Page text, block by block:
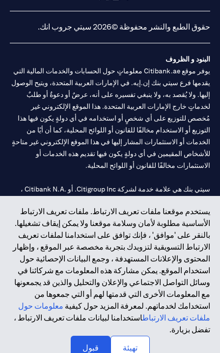
يستخدم موقعنا ملفات تعريف الارتباط. ملفات تعريف الارتباط
الأساسية مطلوبة لأمان وسلامة موقعنا ولا يمكن إيقاف تشغيلها.
بالنقر على 'موافق' ، فإنك توافق على استخدامنا لملفات تعريف
الارتباط التسويقية لتزويدك بتجربة مخصصة عبر الموقع ، وإظهار
المحتوى والإعلانات المستهدفة ، وجمع البيانات الإحصائية حول
استخدام الموقع. يمكن مشاركة هذه المعلومات مع شركائنا في
وسائل التواصل الاجتماعي والإعلان والتحليل والذين قد يجمعونها
مع المعلومات الأخرى التي قدمتها لهم أو التي جمعوها من
استخدامك لخدماتهم. لمعرفة المزيد حول كيفية معلومات حول
ملفات تعريف الارتباطاستخدامنا لبيانات ملفات تعريف الارتباط ،
تفضل بزيارة.
تهيئة
قبول
حقوق الطبع والنشر محفوظة ©2026 سيتي جروب انك.
البنود و الظروف
يوفر موقع Citibank.ae معلوماتٍ حول الحسابات والخدمات المالية التي
يقدمها فرع سيتي بنك إن.إيه. في الإمارات العربية المتحدة، ويتيح الوصول
إليها. ولا يُقصد به، ولا ينبغي تفسيره على أنه، عرضٌ أو دعوةٌ أو طلبٌ
لخدماتٍ خارج الإمارات العربية المتحدة. هذا الموقع الإلكتروني غير
مُخصص للتوزيع على أي شخصٍ أو استخدامه في أي دولةٍ يكون فيها هذا
التوزيع أو الاستخدام مخالفًا للقانون أو اللوائح المحلية، كما أن أيًا من
الخدمات أو الاستثمارات المشار إليها في هذا الموقع الإلكتروني غير متاحةٍ
للأشخاص المقيمين في أي دولةٍ يكون فيها تقديم هذه الخدمات أو
الاستثمارات مخالفًا للقانون أو اللوائح المحلية.
سيتي بنك هي علامة خدمة لشركة Citigroup Inc. أو .Citibank N.A ،
سيتي بنك إن. إيه. الإمارات مسجل لدى مصرف الإمارات المركزي تحت
أرقام التراخيص 202563 لفرع الوصل في دبي، 531989 لفرع مول
الإمارات في دبي، وCN-1002019لفرع أبوظبي. هاتف: 4000 311 04.
فرع سيتي بنك إن إيه - الإمارات العربية المتحدة مرخص من مصرف
الإمارات العربية المتحدة المركزي كفرع لبنك أجنبي.
سيتي بنك إن إيه الإمارات العربية المتحدة مرخص من هيئة الأوراق المالية
والسلع في الإمارات العربية المتحدة ("SCA") للقيام بالنشاط المالي لـ أ)
الاستشارات المالية والتعريف والترويج بموجب ترخيص رقم
20200000097 ب) وسيط تداول في الأسواق الدولية بموجب ترخيص